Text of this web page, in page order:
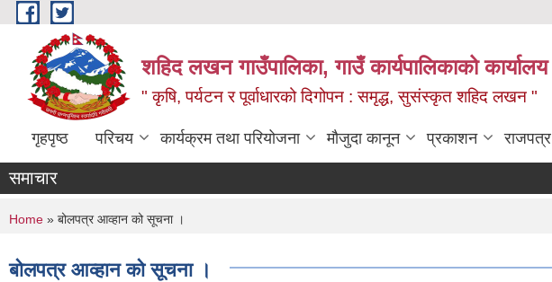
Skip to main content
शहिद लखन गाउँपालिका, गाउँ कार्यपालिकाको कार्यालय
" कृषि, पर्यटन र पूर्वाधारको दिगोपन : समृद्ध, सुसंस्कृत शहिद लखन "
गृहपृष्ठ परिचय कार्यक्रम तथा परियोजना मौजुदा कानून प्रकाशन राजपत्र
समाचार
You are here
Home » बोलपत्र आव्हान को सूचना ।
बोलपत्र आव्हान को सूचना ।